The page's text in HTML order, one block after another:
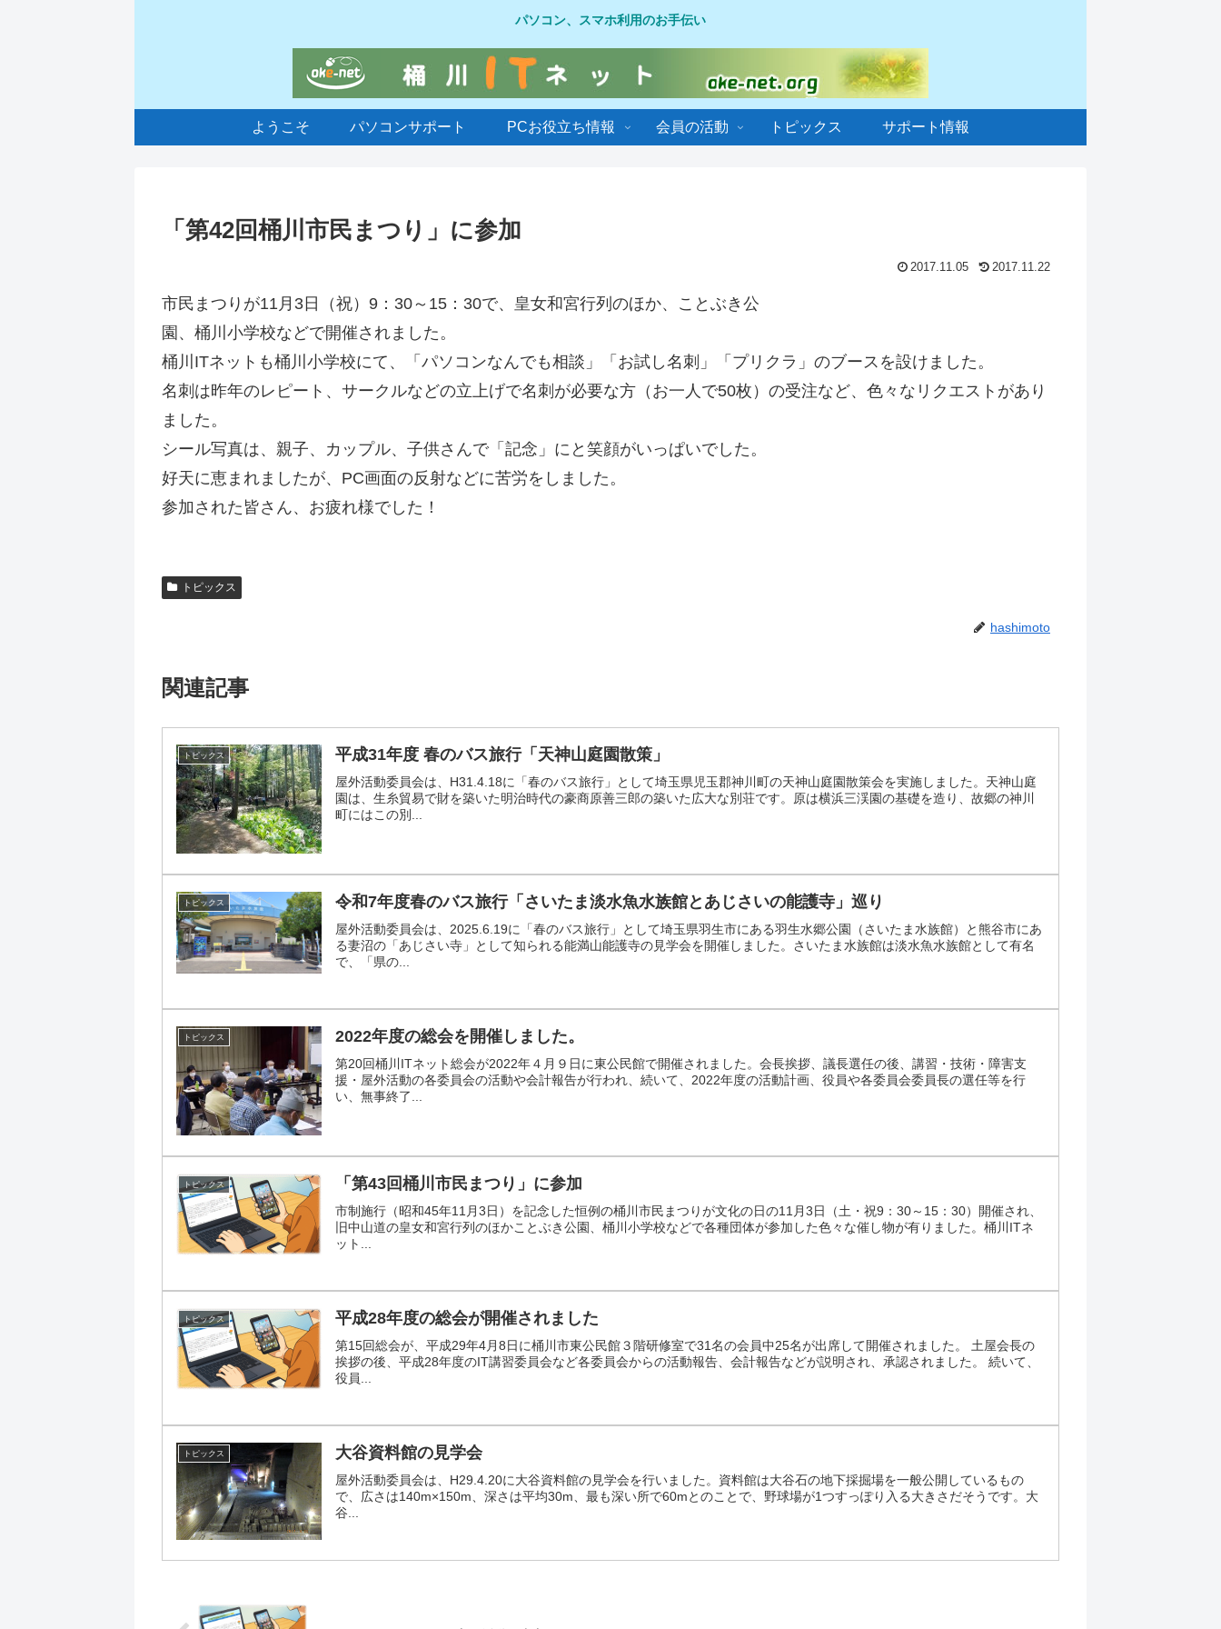
パソコン、スマホ利用のお手伝い
ようこそ パソコンサポート PCお役立ち情報 会員の活動 トピックス サポート情報
「第42回桶川市民まつり」に参加
2017.11.05 2017.11.22
市民まつりが11月3日（祝）9：30～15：30で、皇女和宮行列のほか、ことぶき公
園、桶川小学校などで開催されました。
桶川ITネットも桶川小学校にて、「パソコンなんでも相談」「お試し名刺」「プリクラ」のブースを設けました。
名刺は昨年のレピート、サークルなどの立上げで名刺が必要な方（お一人で50枚）の受注など、色々なリクエストがあり
ました。
シール写真は、親子、カップル、子供さんで「記念」にと笑顔がいっぱいでした。
好天に恵まれましたが、PC画面の反射などに苦労をしました。
参加された皆さん、お疲れ様でした！
トピックス
hashimoto
関連記事
トピックス 平成31年度 春のバス旅行「天神山庭園散策」
屋外活動委員会は、H31.4.18に「春のバス旅行」として埼玉県児玉郡神川町の天神山庭園散策会を実施しました。天神山庭
園は、生糸貿易で財を築いた明治時代の豪商原善三郎の築いた広大な別荘です。原は横浜三渓園の基礎を造り、故郷の神川
町にはこの別...
トピックス 令和7年度春のバス旅行「さいたま淡水魚水族館とあじさいの能護寺」巡り
屋外活動委員会は、2025.6.19に「春のバス旅行」として埼玉県羽生市にある羽生水郷公園（さいたま水族館）と熊谷市にあ
る妻沼の「あじさい寺」として知られる能満山能護寺の見学会を開催しました。さいたま水族館は淡水魚水族館として有名
で、「県の...
トピックス 2022年度の総会を開催しました。
第20回桶川ITネット総会が2022年４月９日に東公民館で開催されました。会長挨拶、議長選任の後、講習・技術・障害支
援・屋外活動の各委員会の活動や会計報告が行われ、続いて、2022年度の活動計画、役員や各委員会委員長の選任等を行
い、無事終了...
トピックス 「第43回桶川市民まつり」に参加
市制施行（昭和45年11月3日）を記念した恒例の桶川市民まつりが文化の日の11月3日（土・祝9：30～15：30）開催され、
旧中山道の皇女和宮行列のほかことぶき公園、桶川小学校などで各種団体が参加した色々な催し物が有りました。桶川ITネ
ット...
トピックス 平成28年度の総会が開催されました
第15回総会が、平成29年4月8日に桶川市東公⺠館３階研修室で31名の会員中25名が出席して開催されました。 土屋会長の
挨拶の後、平成28年度のIT講習委員会など各委員会からの活動報告、会計報告などが説明され、承認されました。 続いて、
役員...
トピックス 大谷資料館の見学会
屋外活動委員会は、H29.4.20に大谷資料館の見学会を行いました。資料館は大谷石の地下採掘場を一般公開しているもの
で、広さは140m×150m、深さは平均30m、最も深い所で60mとのことで、野球場が1つすっぽり入る大きさだそうです。大
谷...